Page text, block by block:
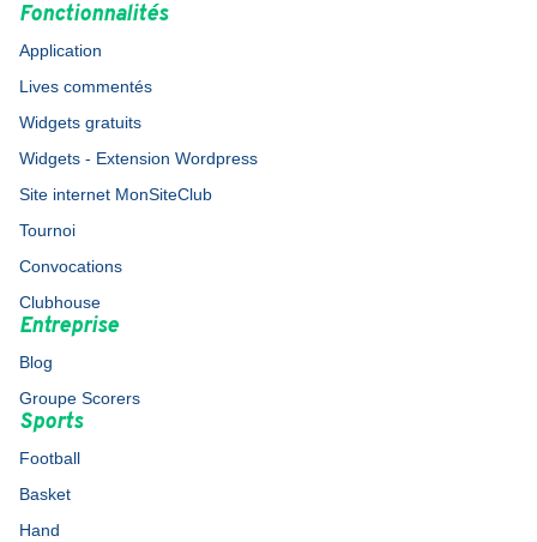
Fonctionnalités
Application
Lives commentés
Widgets gratuits
Widgets - Extension Wordpress
Site internet MonSiteClub
Tournoi
Convocations
Clubhouse
Entreprise
Blog
Groupe Scorers
Sports
Football
Basket
Hand